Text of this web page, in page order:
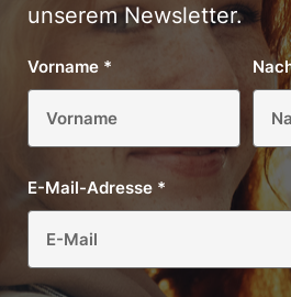
unserem Newsletter.
Vorname *
E-Mail-Adresse *